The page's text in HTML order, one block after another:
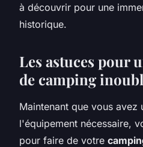
à découvrir pour une
historique.
Les astuces pour
de camping
Maintenant que vous avez
l'équipement nécessaire,
pour faire de votre